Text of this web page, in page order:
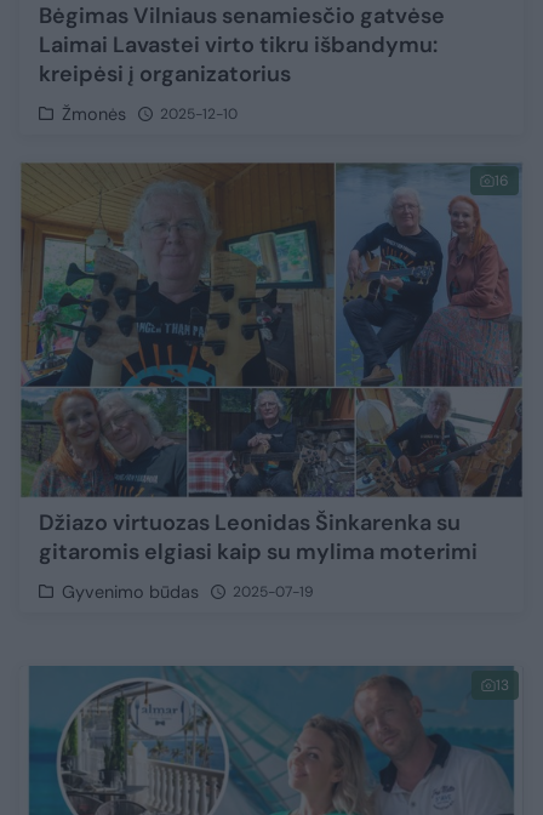
Bėgimas Vilniaus senamiesčio gatvėse
Laimai Lavastei virto tikru išbandymu:
kreipėsi į organizatorius
Žmonės 2025-12-10
16
Džiazo virtuozas Leonidas Šinkarenka su
gitaromis elgiasi kaip su mylima moterimi
Gyvenimo būdas 2025-07-19
13